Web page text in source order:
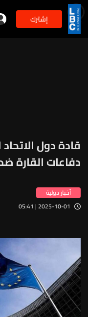
إشترك 2min
قادة دول
دفاعات القارة
أخبار دولية
2025-10-01 | 05:41